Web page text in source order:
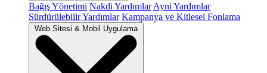
Bağış Yönetimi Nakdi Yardımlar Ayni Yardımlar
Sürdürülebilir Yardımlar Kampanya ve Kitlesel Fonlama
Web Sitesi & Mobil Uygulama